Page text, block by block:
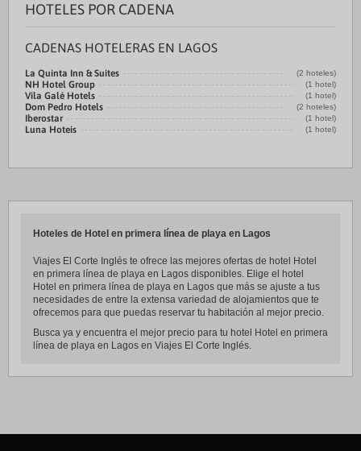
HOTELES POR CADENA
CADENAS HOTELERAS EN LAGOS
La Quinta Inn & Suites (2 hoteles)
NH Hotel Group (1 hotel)
Vila Galé Hotels (1 hotel)
Dom Pedro Hotels (2 hoteles)
Iberostar (1 hotel)
Luna Hoteis (1 hotel)
Hoteles de Hotel en primera línea de playa en Lagos
Viajes El Corte Inglés te ofrece las mejores ofertas de hotel Hotel
en primera línea de playa en Lagos disponibles. Elige el hotel
Hotel en primera línea de playa en Lagos que más se ajuste a tus
necesidades de entre la extensa variedad de alojamientos que te
ofrecemos para que puedas reservar tu habitación al mejor precio.
Busca ya y encuentra el mejor precio para tu hotel Hotel en primera
línea de playa en Lagos en Viajes El Corte Inglés.